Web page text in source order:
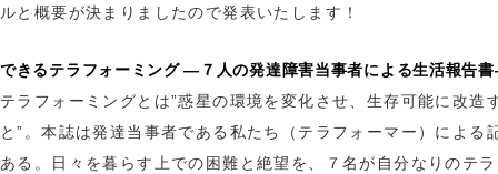
ルと概要が決まりましたので発表いたします！
できるテラフォーミング ―７人の発達障害当事者による生活報告
テラフォーミングとは”惑星の環境を変化させ、生存可能に改造
と”。本誌は発達当事者である私たち（テラフォーマー）による
ある。日々を暮らす上での困難と絶望を、７名が自分なりのテ